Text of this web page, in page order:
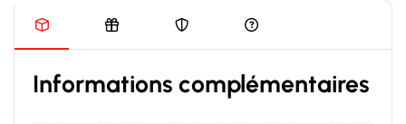
Informations complémentaires